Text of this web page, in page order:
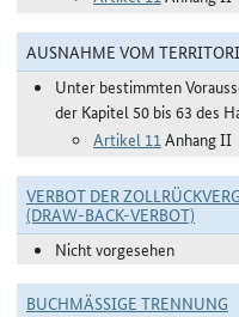
AUSNAHME VOM
Unter bestimmten
der Kapitel 50 bis 63 des
Artikel 11Anhang II
VERBOT DER
(DRAW-BACK-VERBOT)
Nicht vorgesehen
BUCHMÄSSIGE TRENNUNG